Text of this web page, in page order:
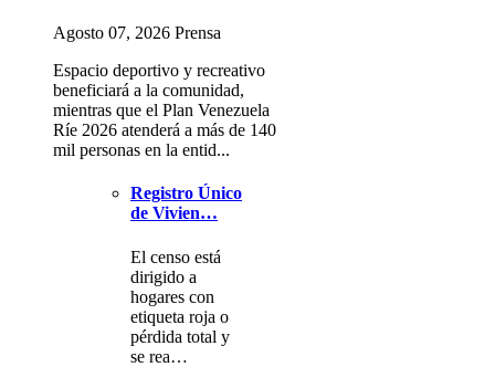
Agosto 07, 2026 Prensa
Espacio deportivo y recreativo
beneficiará a la comunidad,
mientras que el Plan Venezuela
Ríe 2026 atenderá a más de 140
mil personas en la entid...
Registro Único
de Vivien…
El censo está
dirigido a
hogares con
etiqueta roja o
pérdida total y
se rea…